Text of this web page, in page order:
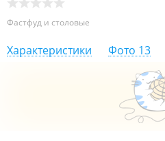
Фастфуд и столовые
Характеристики Фото 13